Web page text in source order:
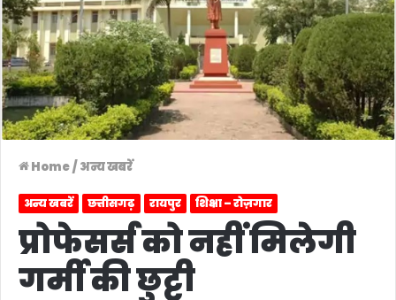
Home/ अन्य खबरें
अन्य खबरें छत्तीसगढ़ रायपुर शिक्षा – रोज़गार
प्रोफेसर्स को नहीं मिलेगी
गर्मी की छुट्टी